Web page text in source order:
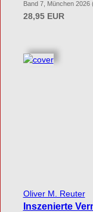
Band 7, München
28,95 EUR
Oliver M. Reuter
Inszenierte